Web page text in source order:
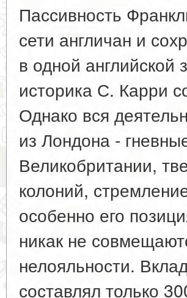
Пассивность
сети англичан и
в одной
историка С. Карри
Однако вся
из Лондона -
Великобритании,
колоний,
особенно его
никак не
нелояльности.
составлял только